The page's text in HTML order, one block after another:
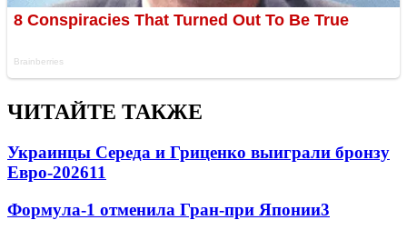
ЧИТАЙТЕ ТАКЖЕ
Украинцы Середа и Гриценко выиграли бронзу
Евро-202611
Формула-1 отменила Гран-при Японии3